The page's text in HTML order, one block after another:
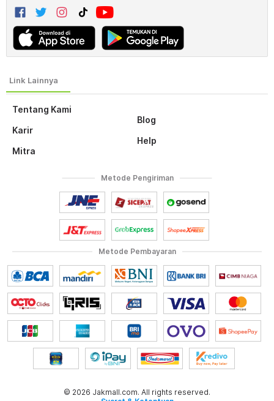
Tentang Kami
Karir
Mitra
Blog
Help
Metode Pembayaran
Metode Pengiriman
© 2026 Jakmall.com. All rights reserved.